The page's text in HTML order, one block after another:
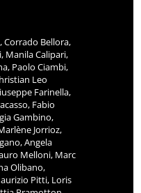
Corrado Bellora,
Manila Calipari,
Paolo Ciambi,
Leo
Farinella,
Fabio
Gambino,
Jorrioz,
Angela
Melloni, Marc
Olibano,
Pitti, Loris